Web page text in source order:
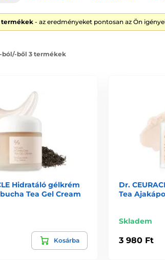
tisztító gél 5,5-ös pH-val és teafa
bőrápolás tökéletes egyensúlyát kínálja.
termékek - az eredményeket pontosan az Ön
ból/-ből 3 termékek
Hidratáló gélkrém
Tea Gel Cream
Kosárba
Dr.
Tea
Skladem
3 980 Ft